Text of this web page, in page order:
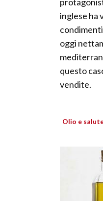
inglese ha
oggi
questo
vendite.
Olio e